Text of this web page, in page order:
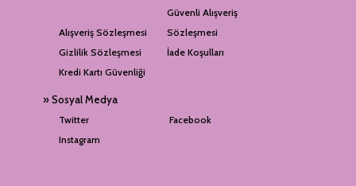
Alışveriş Sözleşmesi
Güvenli Alışveriş
Sözleşmesi
Gizlilik Sözleşmesi
İade Koşulları
Kredi Kartı Güvenliği
» Sosyal Medya
Twitter
Facebook
Instagram